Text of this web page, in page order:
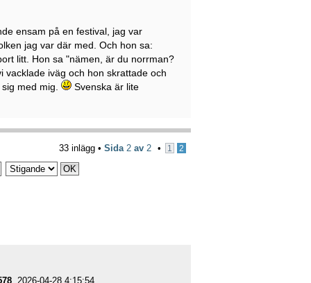
ensam på en festival, jag var
jag var där med. Och hon sa:
litt. Hon sa "nämen, är du norrman?
vacklade iväg och hon skrattade och
sig med mig.
Svenska är lite
33 inlägg • Sida 2 av 2 • 1 2
, 2026-04-28 4:15:54